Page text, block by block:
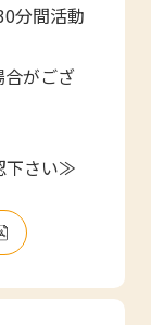
分間活動
がござ
下さい≫